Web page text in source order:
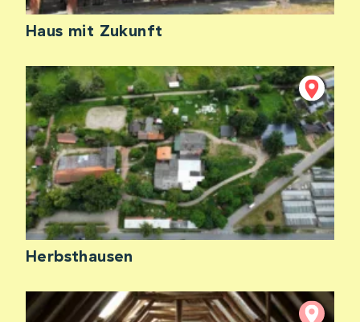
Haus mit Zukunft
Herbsthausen